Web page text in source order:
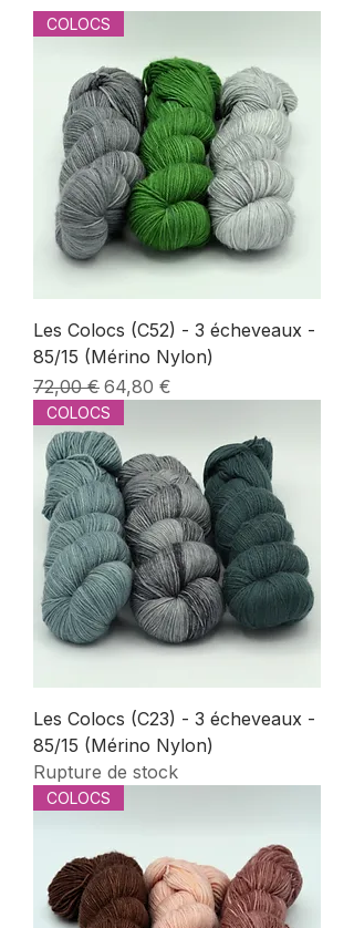
COLOCS
Les Colocs (C52) - 3 écheveaux -
85/15 (Mérino Nylon)
Prix original
72,00 € Prix promotionnel
64,80 €
COLOCS
Les Colocs (C23) - 3 écheveaux -
85/15 (Mérino Nylon)
Rupture de stock
COLOCS